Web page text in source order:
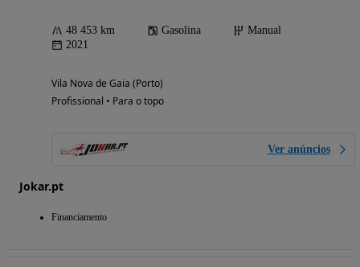
48 453 km Gasolina
Manual
2021
Vila Nova de Gaia (Porto)
Profissional • Para o topo
Ver anúncios
Jokar.pt
Financiamento